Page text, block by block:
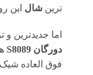
ترین شال این
اما جدیدترین
دورگان S8089
فوق العاده